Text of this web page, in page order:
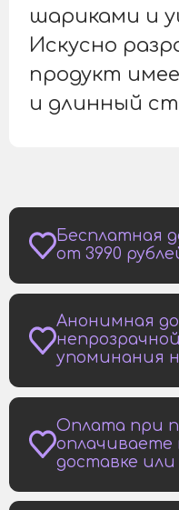
шариками и
Искусно
продукт
и длинный
Бесплатная
от 3990
Анонимная
упоминания
Оплата при
оплачиваете
доставке